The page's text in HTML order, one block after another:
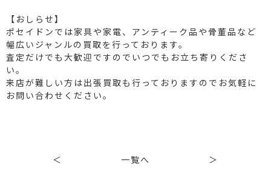
【おしらせ】
ポセイドンでは家具や家電、アンティーク品や骨董品など
幅広いジャンルの買取を行っております。
査定だけでも大歓迎ですのでいつでもお立ち寄りくださ
い。
来店が難しい方は出張買取も行っておりますのでお気軽に
お問い合わせください。
＜ 一覧へ ＞